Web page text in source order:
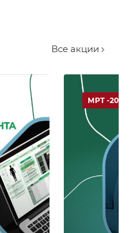
Все акции
МРТ -20 %